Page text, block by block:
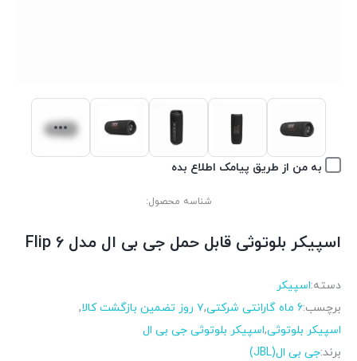
به من از طریق پیامک اطلاع بده
شناسه محصول:
اسپیکر بلوتوثی قابل حمل جی بی ال مدل Flip 6
دسته:اسپیکر
برچسب:6 ماه گارانتی شرکتی ,۷ روز تضمین بازگشت کالا
,
اسپیکر بلوتوثی,اسپیکر بلوتوثی جی بی ال
برند:جی بی ال(JBL)